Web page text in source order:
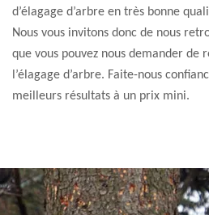
d’élagage d’arbre en très bonne
Nous vous invitons donc de nous
que vous pouvez nous demander de
l’élagage d’arbre. Faite-nous
meilleurs résultats à un prix mini.